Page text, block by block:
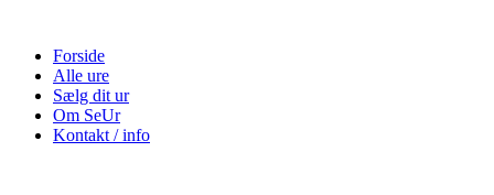
Forside
Alle ure
Sælg dit ur
Om SeUr
Kontakt / info